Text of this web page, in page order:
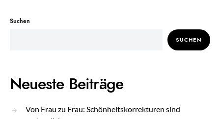
Suchen
SUCHEN
Neueste Beiträge
Von Frau zu Frau: Schönheitskorrekturen sind